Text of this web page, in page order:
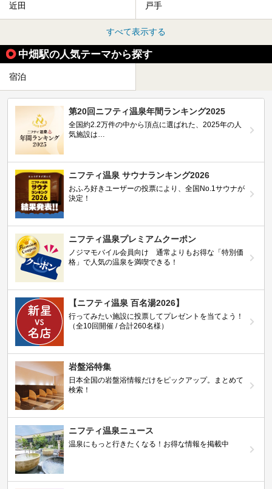
近田 戸手
すべて表示する
中畑駅の人気テーマから探す
宿泊
第20回ニフティ温泉年間ランキング2025
全国約2.2万件の中から頂点に選ばれた、2025年の人
気施設は…
ニフティ温泉 サウナランキング2026
おふろ好きユーザーの投票により、全国No.1サウナが
決定！
ニフティ温泉プレミアムクーポン
ノジマモバイル会員向け 通常よりもお得な「特別価
格」で人気の温泉を満喫できる！
【ニフティ温泉 百名湯2026】
行ってみたい施設に投票してプレゼントを当てよう！
（全10回開催 / 合計260名様）
岩盤浴特集
日本全国の岩盤浴情報だけをピックアップ。まとめて
検索！
ニフティ温泉ニュース
温泉にもっと行きたくなる！お得な情報を掲載中